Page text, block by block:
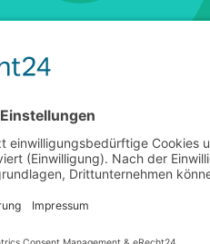
22 D-78467